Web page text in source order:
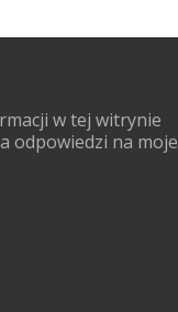
w tej witrynie
odpowiedzi na moje